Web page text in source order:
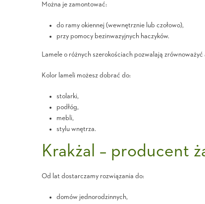
Można je zamontować:
do ramy okiennej (wewnętrznie lub czołowo),
przy pomocy bezinwazyjnych haczyków.
Lamele o różnych szerokościach pozwalają zrównoważyć
Kolor lameli możesz dobrać do:
stolarki,
podłóg,
mebli,
stylu wnętrza.
Krakżal – producent
Od lat dostarczamy rozwiązania do:
domów jednorodzinnych,